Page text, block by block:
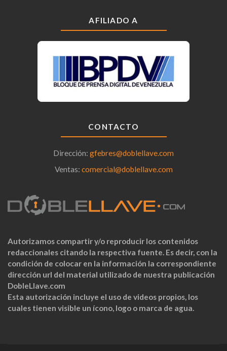
AFILIADO A
CONTACTO
Dirección: gfebres@doblellave.com
Ventas: comercial@doblellave.com
Autorizamos compartir y/o reproducir los contenidos
redaccionales citando la respectiva fuente. Es decir, con la
condición de colocar en la información la correspondiente
dirección url del material utilizado de nuestra publicación
DobleLlave.com
Esta autorización incluye el uso de videos propios, los
cuales tienen visible un ícono, logo o marca de agua.